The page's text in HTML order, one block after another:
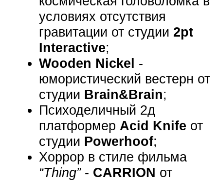
условиях отсутствия
гравитации от студии 2pt
Interactive;
Wooden Nickel -
юмористический вестерн от
студии Brain&Brain;
Психоделичный 2д
платформер Acid Knife от
студии Powerhoof;
Хоррор в стиле фильма
“Thing”- CARRION от